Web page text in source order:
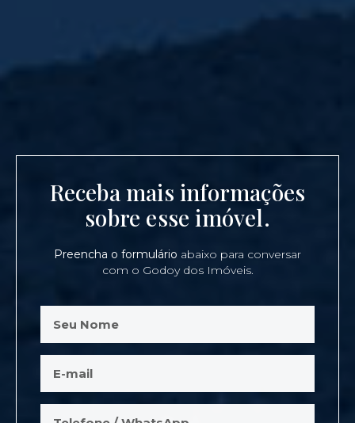
Receba mais informações
sobre esse imóvel.
Preencha o formulário abaixo para conversar
com o Godoy dos Imóveis.